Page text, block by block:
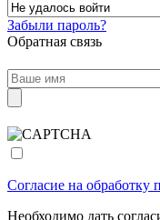
Забыли пароль?
Обратная связь
Согласие на обработку
Необходимо дать